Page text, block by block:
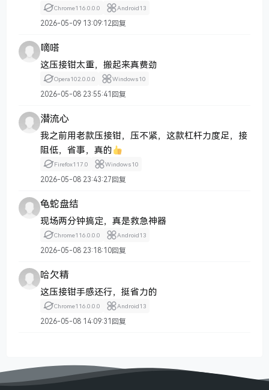
Chrome116.0.0.0 Android13
2026-05-09 13:09:12回复
嘀嗒
这压接钳太重，搬起来真费劲
Opera102.0.0.0 Windows10
2026-05-08 23:55:41回复
潜流心
我之前用老款压接钳，压不紧，这款杠杆力度足，接
阻低，省事，真的
Firefox117.0 Windows10
2026-05-08 23:43:27回复
龟蛇盘结
现场两分钟搞定，真是救急神器
Chrome116.0.0.0 Android13
2026-05-08 23:18:10回复
哈欠精
这压接钳手感还行，挺省力的
Chrome116.0.0.0 Android13
2026-05-08 14:09:31回复